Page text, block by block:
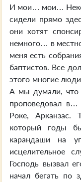
И мои… мои…
сидели прямо
они хотят
немного… в
меня есть
баптистов. Все
этого многие
А мы думали, что
проповедовал
Роке, Арканзас.
который годы
карандаши на
исцелительное
Господь вызвал
начал бегать